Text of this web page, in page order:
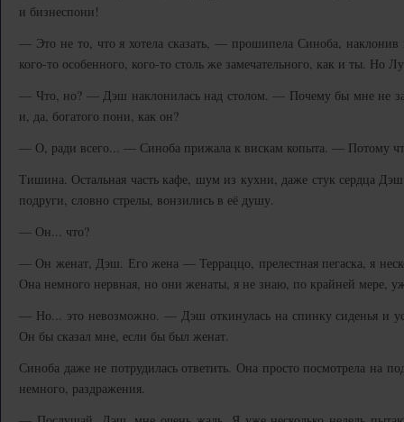
и бизнеспони!
— Это не то, что я хотела сказать, — прошипела Синоба,
кого-то особенного, кого-то столь же замечательного, как и ты. Но
— Что, но? — Дэш наклонилась над столом. — Почему бы мне не
и, да, богатого пони, как он?
— О, ради всего... — Синоба прижала к вискам копыта. — Потому
Тишина. Остальная часть кафе, шум из кухни, даже стук сердца Дэш
подруги, словно стрелы, вонзились в её душу.
— Он... что?
— Он женат, Дэш. Его жена — Терраццо, прелестная пегаска, я
Она немного нервная, но они женаты, я не знаю, по крайней мере,
— Но... это невозможно. — Дэш откинулась на спинку сиденья и
Он бы сказал мне, если бы был женат.
Синоба даже не потрудилась ответить. Она просто посмотрела на
немного, раздражения.